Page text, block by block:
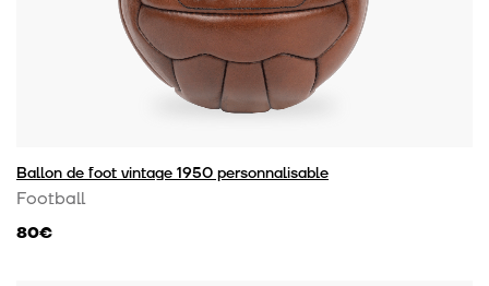
Ballon de foot vintage 1950 personnalisable
Football
80€